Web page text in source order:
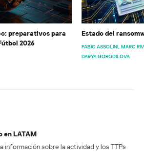
preparativos para
2026
Estado del
FABIO ASSOLINI MARC
DARYA GORODILOVA
en LATAM
información sobre la actividad y los TTPs